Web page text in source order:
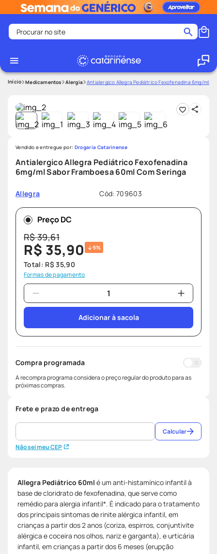
Procurar no site
1
2º
medley
4º
protetor solar facial
5º
shampoo
6
tadalafila
7 º
mounjaro
8º
ozivy
9º
lenço umedecido
10º protetor solar
Medicamentos Alergia Antialergico Allegra Pediátrico Fexofenadina 6mg/ml
Antialergico Allegra Pediátrico Fexofenadina
6mg/ml Sabor Framboesa 60ml Com Seringa
Allegra Cód: 709603
Vendido e entregue por: Drogaria Catarinense
Preço DC
R$39,61
R$ 35,90 9%
Total: R$ 35,90
Formas de pagamento
Adicionar à sacola
Compra programada
A recompra programa considera o preço regular do produto para as
próximas compras.
Frete e prazo de entrega
Não sei meu CEP
Calcular
Allegra Pediátrico 60ml é um anti-histamínico infantil à
base de cloridrato de fexofenadina, que serve como
remédio para alergia infantil*. É indicado para o tratamento
dos principais sintomas de rinite alérgica infantil, em
crianças a partir dos 2 anos (coriza, espirros, conjuntivite
alérgica e coceira nos olhos, nariz e garganta), e urticária
infantil, em crianças a partir dos 6 meses (erupção